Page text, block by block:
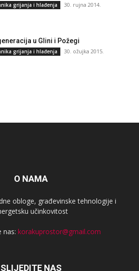
grijanja i hlađenja 30. rujna 2014.
u Glini i Požegi
grijanja i hlađenja 30. ožujka 2015.
O NAMA
obloge, građevinske tehnologije i
učinkovitost
nas: korakuprostor@gmail.com
SLIJEDITE NAS